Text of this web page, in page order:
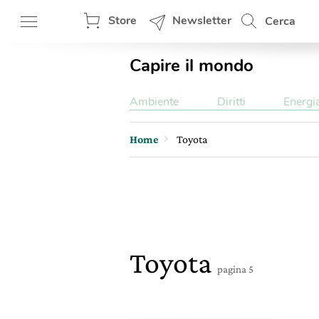
Store Newsletter Cerca
Capire il mondo
Ambiente Diritti
Home Toyota
Toyota pagina 5